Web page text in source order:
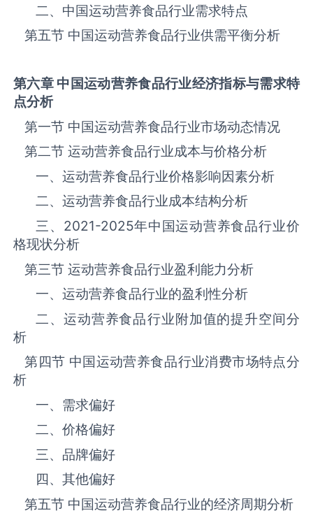
二、中国运动营养食品‌‌‌行业需求特点
第五节 中国运动营养食品‌‌‌行业供需平衡分析
第六章 中国运动营养食品行业经济指标与需求特
点分析
第一节 中国运动营养食品‌‌‌行业市场动态情况
第二节 运动营养食品‌‌‌行业成本与价格分析
一、运动营养食品行业价格影响因素分析
二、运动营养食品行业成本结构分析
三、 2021-2025年中国运动营养食品‌‌‌行业价
格现状分析
第三节 运动营养食品‌‌‌行业盈利能力分析
一、运动营养食品‌‌‌行业的盈利性分析
二、运动营养食品‌‌‌行业附加值的提升空间分
析
第四节 中国运动营养食品‌‌‌行业消费市场特点分
析
一、需求偏好
二、价格偏好
三、品牌偏好
四、其他偏好
第五节 中国运动营养食品‌‌‌行业的经济周期分析